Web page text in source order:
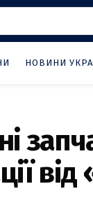
НОВИНИ